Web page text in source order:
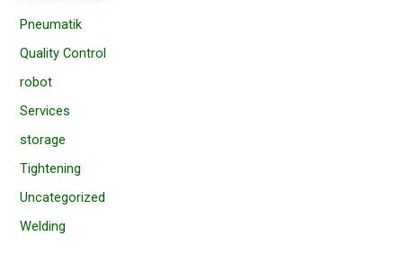
Pneumatik
Quality Control
robot
Services
storage
Tightening
Uncategorized
Welding